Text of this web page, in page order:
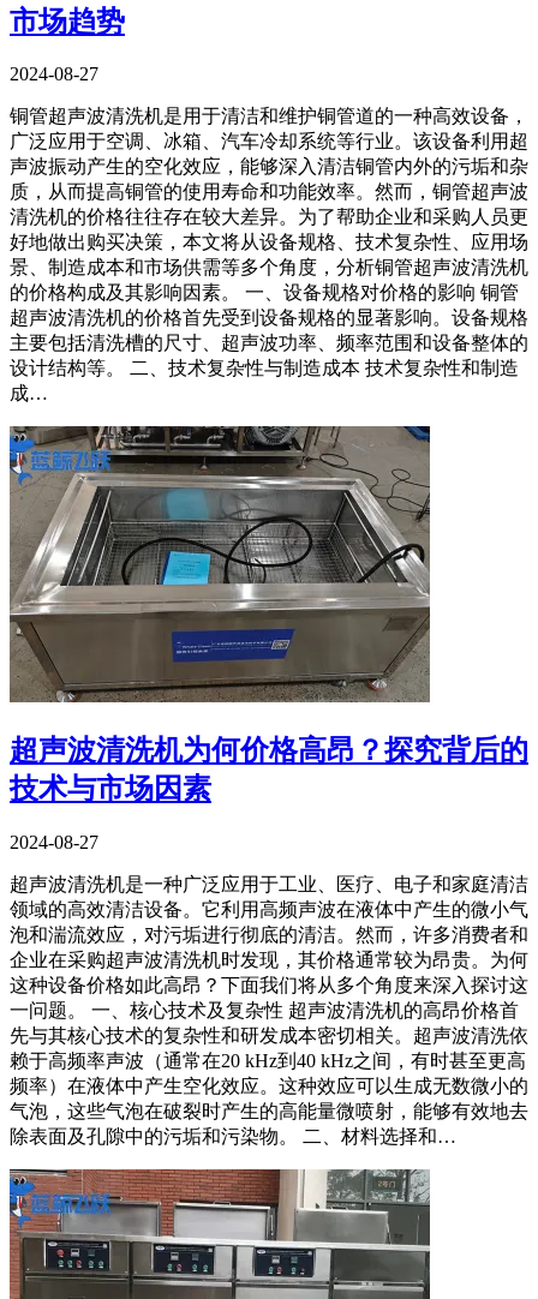
市场趋势
2024-08-27
铜管超声波清洗机是用于清洁和维护铜管道的一种高效设备，
广泛应用于空调、冰箱、汽车冷却系统等行业。该设备利用超
声波振动产生的空化效应，能够深入清洁铜管内外的污垢和杂
质，从而提高铜管的使用寿命和功能效率。然而，铜管超声波
清洗机的价格往往存在较大差异。为了帮助企业和采购人员更
好地做出购买决策，本文将从设备规格、技术复杂性、应用场
景、制造成本和市场供需等多个角度，分析铜管超声波清洗机
的价格构成及其影响因素。 一、设备规格对价格的影响 铜管
超声波清洗机的价格首先受到设备规格的显著影响。设备规格
主要包括清洗槽的尺寸、超声波功率、频率范围和设备整体的
设计结构等。 二、技术复杂性与制造成本 技术复杂性和制造
成…
超声波清洗机为何价格高昂？探究背后的
技术与市场因素
2024-08-27
超声波清洗机是一种广泛应用于工业、医疗、电子和家庭清洁
领域的高效清洁设备。它利用高频声波在液体中产生的微小气
泡和湍流效应，对污垢进行彻底的清洁。然而，许多消费者和
企业在采购超声波清洗机时发现，其价格通常较为昂贵。为何
这种设备价格如此高昂？下面我们将从多个角度来深入探讨这
一问题。 一、核心技术及复杂性 超声波清洗机的高昂价格首
先与其核心技术的复杂性和研发成本密切相关。超声波清洗依
赖于高频率声波（通常在20 kHz到40 kHz之间，有时甚至更高
频率）在液体中产生空化效应。这种效应可以生成无数微小的
气泡，这些气泡在破裂时产生的高能量微喷射，能够有效地去
除表面及孔隙中的污垢和污染物。 二、材料选择和…